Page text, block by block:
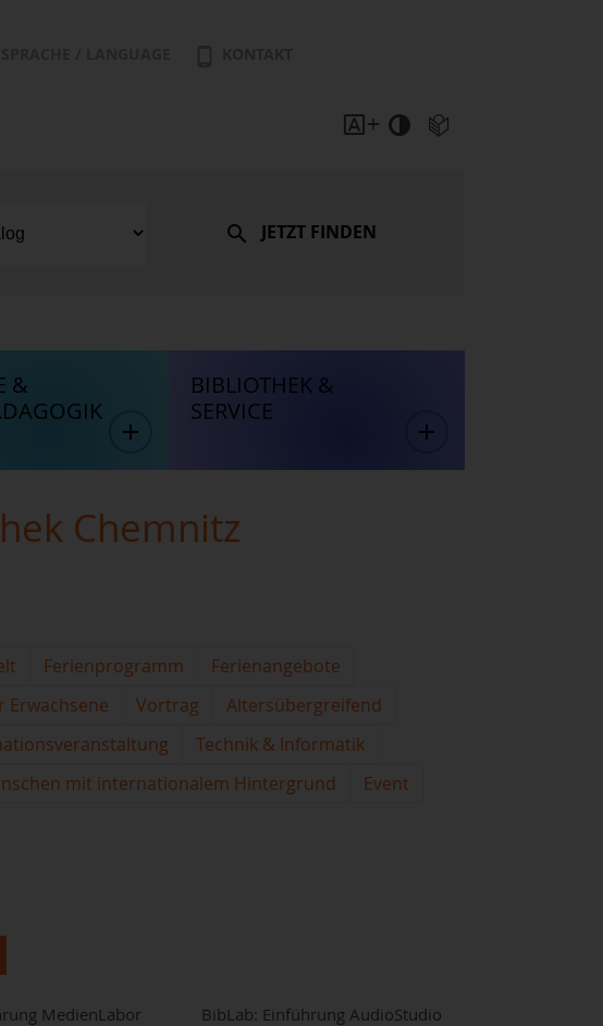
JETZT FINDEN
&
BIBLIOTHEK &
SERVICE
Chemnitz
Ferienprogramm
Ferienangebote
Erwachsene Vortrag
Altersübergreifend
Technik & Informatik
mit internationalem Hintergrund
Event
MedienLabor BibLab: Einführung AudioStudio